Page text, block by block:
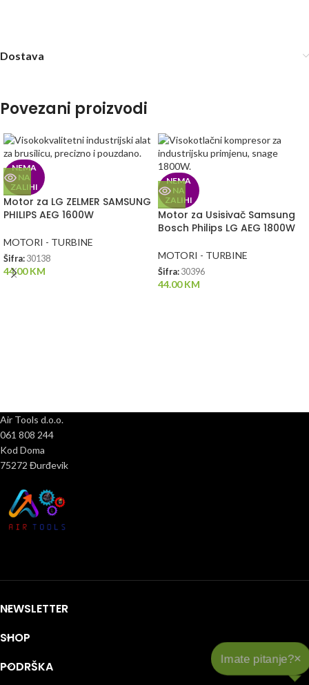
Dostava
Povezani proizvodi
NEMA
NA
ZALIHI
Motor za LG ZELMER SAMSUNG
PHILIPS AEG 1600W
MOTORI - TURBINE
Šifra: 30138
44.00KM
NEMA
NA
ZALIHI
Motor za Usisivač Samsung
Bosch Philips LG AEG 1800W
MOTORI - TURBINE
Šifra: 30396
44.00KM
Air Tools d.o.o.
061 808 244
Kod Doma
75272 Đurđevik
NEWSLETTER
SHOP
PODRŠKA